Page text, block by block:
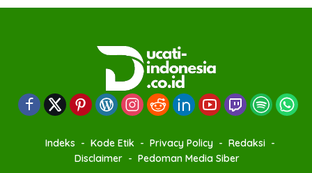
Indeks Kode Etik Privacy Policy
Redaksi
Disclaimer
Pedoman Media Siber